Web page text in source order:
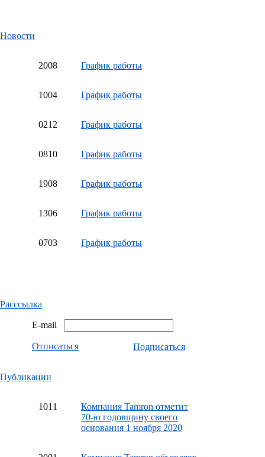
Новости
2008 График работы
1004 График работы
0212 График работы
0810 График работы
1908 График работы
1306 График работы
0703 График работы
Расссылка
E-mail
Отписаться Подписаться
Публикации
1011
Компания Tamron отметит
70-ю годовщину своего
основания 1 ноября 2020